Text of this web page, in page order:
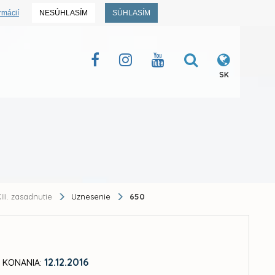
NESÚHLASÍM SÚHLASÍM
SK
zasadnutie Uznesenie 650
12.12.2016